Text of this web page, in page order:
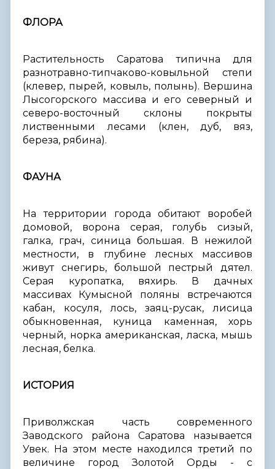
ФЛОРА
Растительность Саратова типична для
разнотравно-типчаково-ковыльной степи
(клевер, пырей, ковыль, полынь). Вершина
Лысогорского массива и его северный и
северо-восточный склоны покрыты
лиственными лесами (клен, дуб, вяз,
береза, рябина).
ФАУНА
На территории города обитают воробей
домовой, ворона серая, голубь сизый,
галка, грач, синица большая. В нежилой
местности, в глубине лесных массивов
живут снегирь, большой пестрый дятел.
Серая куропатка, вяхирь. В дачных
массивах Кумысной поляны встречаются
кабан, косуля, лось, заяц-русак, лисица
обыкновенная, куница каменная, хорь
черный, норка американская, ласка, мышь
лесная, белка.
ИСТОРИЯ
Приволжская часть современного
Заводского района Саратова называется
Увек. На этом месте находился третий по
величине город Золотой Орды - с